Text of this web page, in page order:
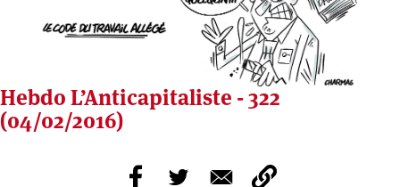
Hebdo L’Anticapitaliste - 322
(04/02/2016)